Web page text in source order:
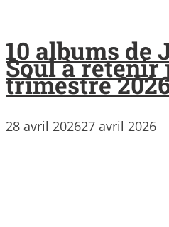
10 albums de
Soul à retenir
trimestre
28 avril 202627 avril 2026